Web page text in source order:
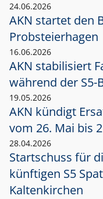
24.06.2026
AKN startet den
Probsteierhagen
16.06.2026
AKN stabilisiert
während der S5-
19.05.2026
AKN kündigt
vom 26. Mai bis
28.04.2026
Startschuss für
künftigen S5
Kaltenkirchen